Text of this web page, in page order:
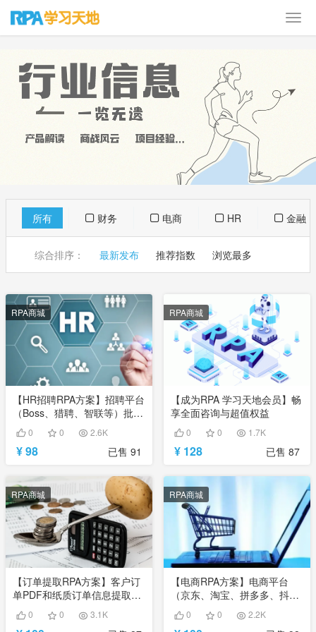
所有 财务 电商 HR 金融
综合排序： 最新发布 推荐指数 浏览最多
RPA商城
【HR招聘RPA方案】招聘平台
（Boss、猎聘、智联等）批量
打招呼
0 0 2.6K
¥ 98 已售 91
RPA商城
【成为RPA 学习天地会员】畅
享全面咨询与超值权益
0 0 1.7K
¥ 128 已售 87
RPA商城
【订单提取RPA方案】客户订
单PDF和纸质订单信息提取方
案 0 0 3.1K
RPA商城
【电商RPA方案】电商平台
（京东、淘宝、拼多多、抖
音、亚马逊等）数据抓取
0 0 2.2K